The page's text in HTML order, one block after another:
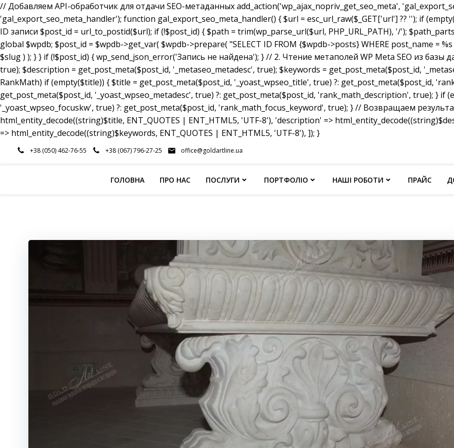
// Добавляем API-обработчик для отдачи SEO-метаданных add_action('wp_ajax_nopriv_get_seo_meta',
'gal_export_seo_meta_handler'); function gal_export_seo_meta_handler() { $url = esc_url_raw($_GET['url'] ?? ''); if
ID записи $post_id = url_to_postid($url); if (!$post_id) { $path = trim(wp_parse_url($url, PHP_URL_PATH), '/');
global $wpdb; $post_id = $wpdb->get_var( $wpdb->prepare( "SELECT ID FROM {$wpdb->posts} WHERE post_name =
$slug ) ); } } if (!$post_id) { wp_send_json_error('Запись не найдена'); } // 2. Чтение метаполей WP Meta SEO из
true); $description = get_post_meta($post_id, '_metaseo_metadesc', true); $keywords = get_post_meta($post_id,
RankMath) if (empty($title)) { $title = get_post_meta($post_id, '_yoast_wpseo_title', true) ?: get_post_meta($post_id,
get_post_meta($post_id, '_yoast_wpseo_metadesc', true) ?: get_post_meta($post_id, 'rank_math_description', true); } if
'_yoast_wpseo_focuskw', true) ?: get_post_meta($post_id, 'rank_math_focus_keyword', true); } // Возвращаем
html_entity_decode((string)$title, ENT_QUOTES | ENT_HTML5, 'UTF-8'), 'description' =>
=> html_entity_decode((string)$keywords, ENT_QUOTES | ENT_HTML5, 'UTF-8'), ]); }
Перейти+38 (050) 462-76-55 +38 (067) 796-27-25 office@goldartline.ua
ГОЛОВНА ПРО НАС ПОСЛУГИ ПОРТФОЛІО НАШІ РОБОТИ ПРАЙС